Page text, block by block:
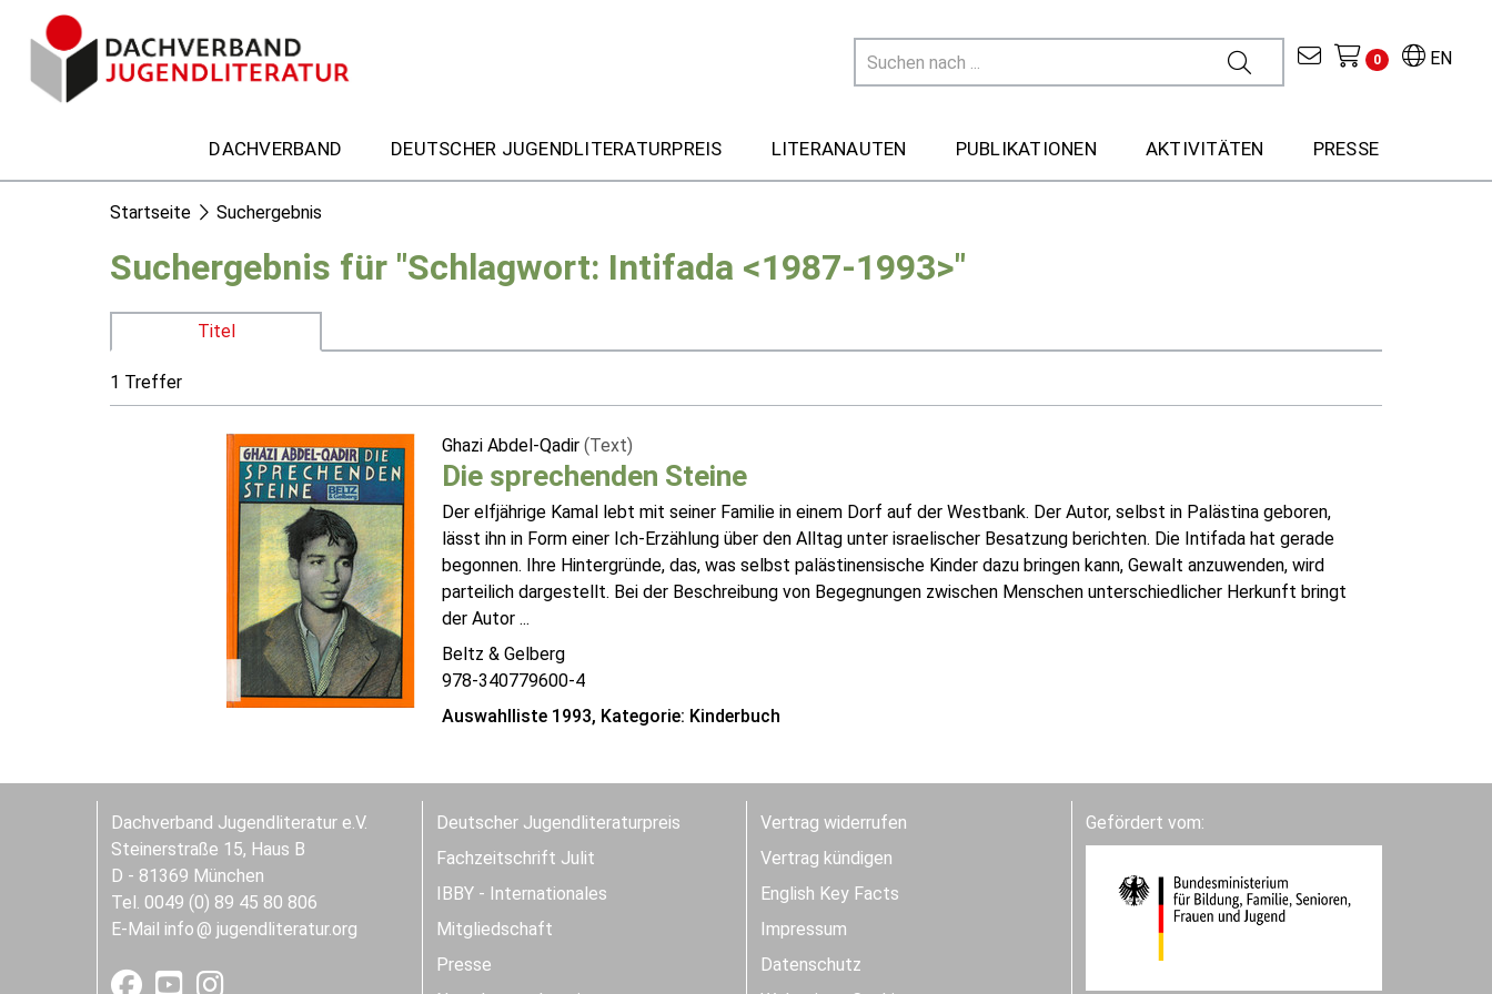
EN
0
DACHVERBAND DEUTSCHER JUGENDLITERATURPREIS LITERANAUTEN PUBLIKATIONEN AKTIVITÄTEN PRESSE
Startseite Suchergebnis
Suchergebnis für "Schlagwort: Intifada <1987-1993>"
Titel
1 Treffer
Ghazi Abdel-Qadir (Text)
Die sprechenden Steine
Der elfjährige Kamal lebt mit seiner Familie in einem Dorf auf der Westbank. Der Autor, selbst in Palästina geboren,
lässt ihn in Form einer Ich-Erzählung über den Alltag unter israelischer Besatzung berichten. Die Intifada hat gerade
begonnen. Ihre Hintergründe, das, was selbst palästinensische Kinder dazu bringen kann, Gewalt anzuwenden, wird
parteilich dargestellt. Bei der Beschreibung von Begegnungen zwischen Menschen unterschiedlicher Herkunft bringt
der Autor ...
Beltz & Gelberg
978-340779600-4
Auswahlliste 1993, Kategorie: Kinderbuch
Dachverband Jugendliteratur e.V.
Steinerstraße 15, Haus B
D - 81369 München
Tel. 0049 (0) 89 45 80 806
E-Mail info jugendliteratur.org
Deutscher Jugendliteraturpreis
Fachzeitschrift Julit
IBBY - Internationales
Mitgliedschaft
Presse
Vertrag widerrufen
Vertrag kündigen
English Key Facts
Impressum
Datenschutz
Gefördert vom: